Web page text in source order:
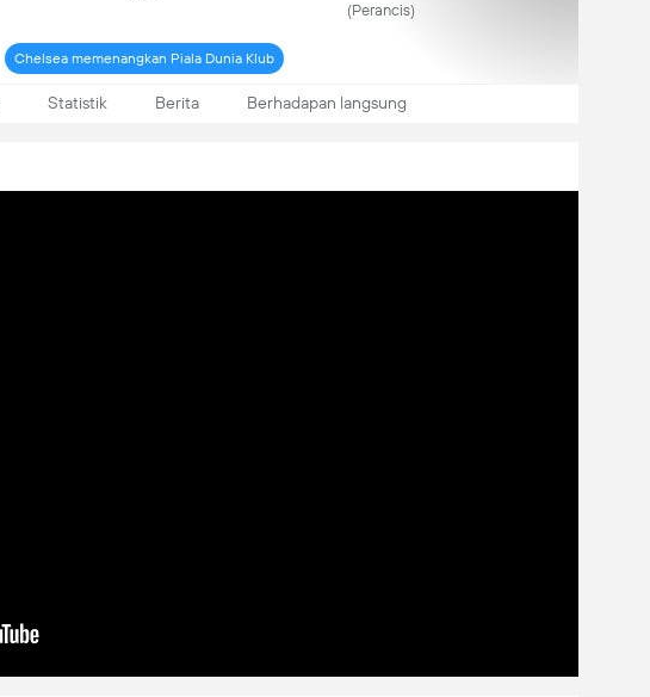
(Perancis)
Chelsea memenangkan Piala Dunia Klub
Statistik Berita Berhadapan langsung